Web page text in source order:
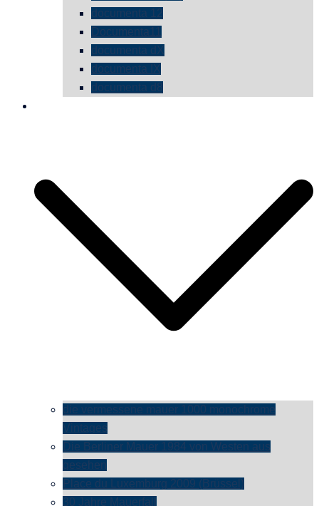
documenta 12
Documenta11
documenta dX
documenta IX
documenta d8
die vermessene mauer 1000 monochrome
Vintages
Die Berliner Mauer 1984 von Westen aus
gesehen
Place du Luxemburg 2009 (Brüssel)
30 Jahre Mauerfall